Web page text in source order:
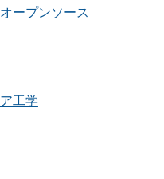
ープンソース
工学